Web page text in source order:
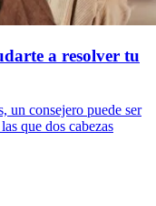
a resolver tu
un consejero puede ser
que dos cabezas